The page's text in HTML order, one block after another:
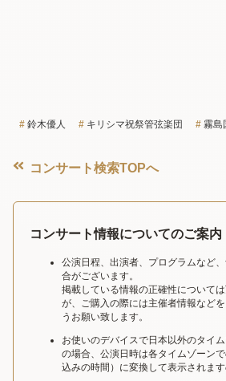
鈴木優人 キリシマ祝祭管弦楽団 霧島
コンサート検索TOPへ
コンサート情報についてのご案内
公演日程、出演者、プログラムなど
合がございます。
掲載している情報の正確性について
が、ご購入の際には主催者情報など
うお願い致します。
お使いのデバイスで日本以外のタイ
の場合、公演日時は各タイムゾーン
込みの時間）に変換して表示されます